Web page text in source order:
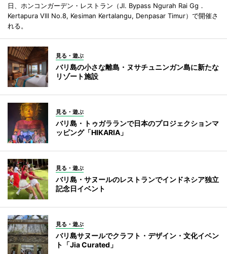
日、ホンコンガーデン・レストラン（Jl. Bypass Ngurah Rai Gg．
Kertapura Vlll No.8, Kesiman Kertalangu, Denpasar Timur）で開催さ
れる。
見る・遊ぶ
バリ島の小さな離島・ヌサチュニンガン島に新たな
リゾート施設
見る・遊ぶ
バリ島・トゥガラランで日本のプロジェクションマ
ッピング「HIKARIA」
見る・遊ぶ
バリ島・サヌールのレストランでインドネシア独立
記念日イベント
見る・遊ぶ
バリ島サヌールでクラフト・デザイン・文化イベン
ト「Jia Curated」